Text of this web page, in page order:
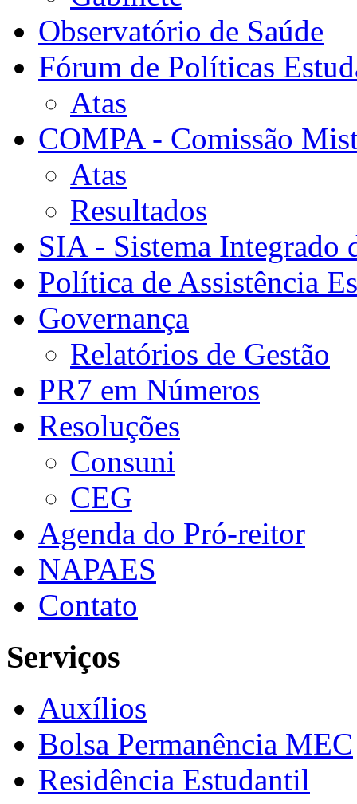
Observatório de Saúde
Fórum de Políticas
Atas
COMPA - Comissão
Atas
Resultados
SIA - Sistema Integrado
Política de Assistência
Governança
Relatórios de Gestão
PR7 em Números
Resoluções
Consuni
CEG
Agenda do Pró-reitor
NAPAES
Contato
Serviços
Auxílios
Bolsa Permanência MEC
Residência Estudantil